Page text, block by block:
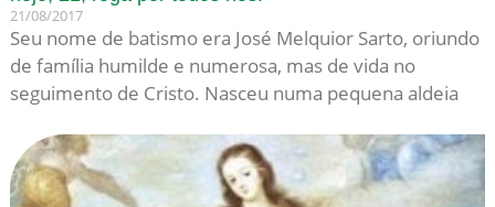
21/08/2017
Seu nome de batismo era José Melquior Sarto, oriundo
de família humilde e numerosa, mas de vida no
seguimento de Cristo. Nasceu numa pequena aldeia